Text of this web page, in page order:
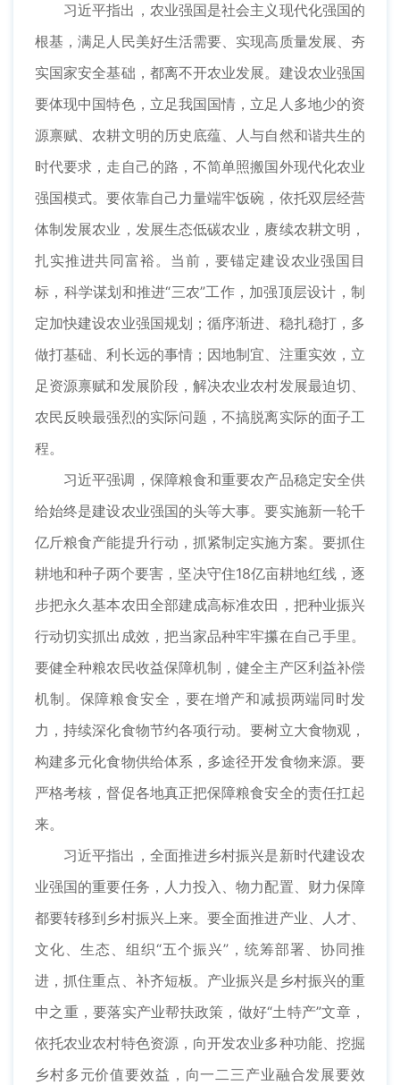
习近平指出，农业强国是社会主义现代化强国的
根基，满足人民美好生活需要、实现高质量发展、夯
实国家安全基础，都离不开农业发展。建设农业强国
要体现中国特色，立足我国国情，立足人多地少的资
源禀赋、农耕文明的历史底蕴、人与自然和谐共生的
时代要求，走自己的路，不简单照搬国外现代化农业
强国模式。要依靠自己力量端牢饭碗，依托双层经营
体制发展农业，发展生态低碳农业，赓续农耕文明，
扎实推进共同富裕。当前，要锚定建设农业强国目
标，科学谋划和推进“三农”工作，加强顶层设计，制
定加快建设农业强国规划；循序渐进、稳扎稳打，多
做打基础、利长远的事情；因地制宜、注重实效，立
足资源禀赋和发展阶段，解决农业农村发展最迫切、
农民反映最强烈的实际问题，不搞脱离实际的面子工
程。
习近平强调，保障粮食和重要农产品稳定安全供
给始终是建设农业强国的头等大事。要实施新一轮千
亿斤粮食产能提升行动，抓紧制定实施方案。要抓住
耕地和种子两个要害，坚决守住18亿亩耕地红线，逐
步把永久基本农田全部建成高标准农田，把种业振兴
行动切实抓出成效，把当家品种牢牢攥在自己手里。
要健全种粮农民收益保障机制，健全主产区利益补偿
机制。保障粮食安全，要在增产和减损两端同时发
力，持续深化食物节约各项行动。要树立大食物观，
构建多元化食物供给体系，多途径开发食物来源。要
严格考核，督促各地真正把保障粮食安全的责任扛起
来。
习近平指出，全面推进乡村振兴是新时代建设农
业强国的重要任务，人力投入、物力配置、财力保障
都要转移到乡村振兴上来。要全面推进产业、人才、
文化、生态、组织“五个振兴”，统筹部署、协同推
进，抓住重点、补齐短板。产业振兴是乡村振兴的重
中之重，要落实产业帮扶政策，做好“土特产”文章，
依托农业农村特色资源，向开发农业多种功能、挖掘
乡村多元价值要效益，向一二三产业融合发展要效